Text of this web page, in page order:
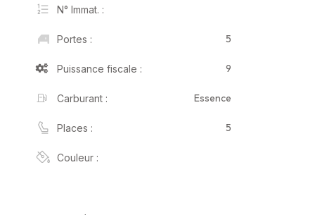
N° Immat. :
Portes : 5
Puissance fiscale : 9
Carburant : Essence
Places : 5
Couleur :